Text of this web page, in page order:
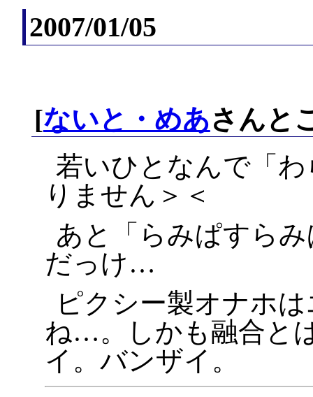
2007/01/05
[ないと・めあさんと
若いひとなんで「
りません＞＜
あと「らみぱすら
だっけ…
ピクシー製オナホ
ね…。しかも融合と
イ。バンザイ。